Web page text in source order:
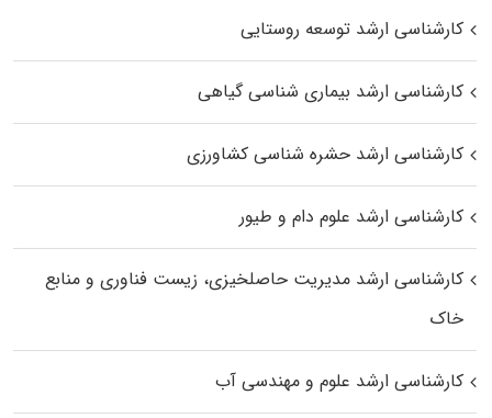
کارشناسی ارشد توسعه روستایی
کارشناسی ارشد بیماری‌ شناسی گیاهی
کارشناسی ارشد حشره‌ شناسی کشاورزی
کارشناسی ارشد علوم دام و طیور
کارشناسی ارشد مدیریت حاصلخیزی، زیست فناوری و منابع
خاک
کارشناسی ارشد علوم و مهندسی آب